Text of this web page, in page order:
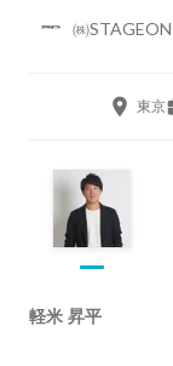
㈱STAGEON
東京
軽米 昇平